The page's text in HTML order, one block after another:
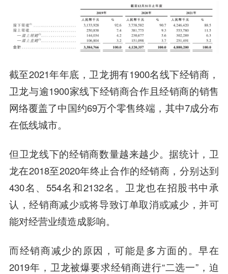
截至2021年年底，卫龙拥有1900名线下经销商，
卫龙与逾1900家线下经销商合作且经销商的销售
网络覆盖了中国约69万个零售终端，其中7成分布
在低线城市。
但卫龙线下的经销商数量越来越少。据统计，卫
龙在2018至2020年终止合作的经销商，分别达到
430名、554名和2132名。卫龙也在招股书中承
认，经销商减少或将导致订单取消或减少，并可
能对经营业绩造成影响。
而经销商减少的原因，可能是多方面的。早在
2019年，卫龙被爆要求经销商进行“二选一”，迫